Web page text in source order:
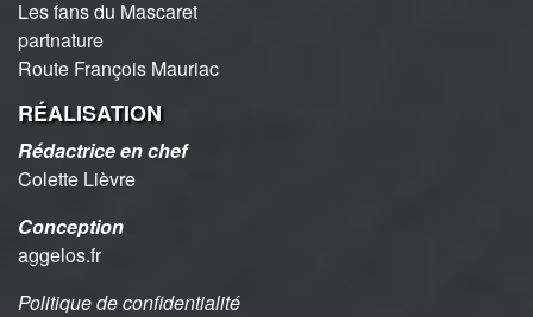
Les fans du Mascaret
partnature
Route François Mauriac
RÉALISATION
Rédactrice en chef
Colette Lièvre
Conception
aggelos.fr
Politique de confidentialité